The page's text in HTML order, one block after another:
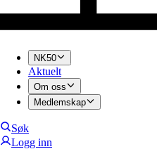
NK50
Aktuelt
Om oss
Medlemskap
Søk
Logg inn